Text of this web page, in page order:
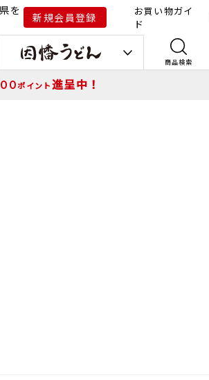
を
新規会員登録
お買い物ガイ
ド
商品検索
ポイント進呈中！